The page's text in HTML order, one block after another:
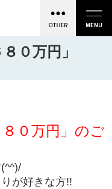
０万円」
０万円」のご
が好きな方!!